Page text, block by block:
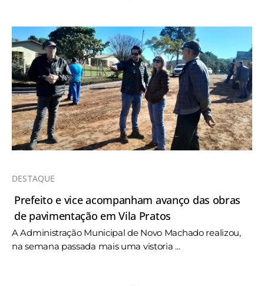
DESTAQUE
Prefeito e vice acompanham avanço das obras
de pavimentação em Vila Pratos
A Administração Municipal de Novo Machado realizou,
na semana passada mais uma vistoria ...